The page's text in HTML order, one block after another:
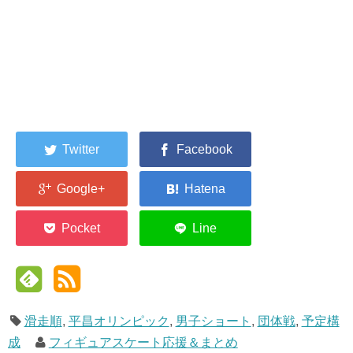
滑走順, 平昌オリンピック , 男子ショート , 団体戦, 予定構
成
フィギュアスケート応援＆まとめ